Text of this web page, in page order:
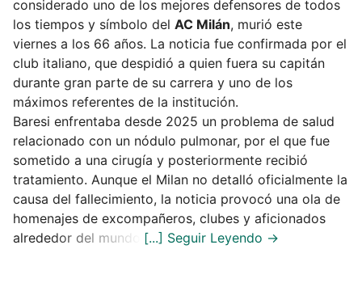
considerado uno de los mejores defensores de todos
los tiempos y símbolo del AC Milán, murió este
viernes a los 66 años. La noticia fue confirmada por el
club italiano, que despidió a quien fuera su capitán
durante gran parte de su carrera y uno de los
máximos referentes de la institución.
Baresi enfrentaba desde 2025 un problema de salud
relacionado con un nódulo pulmonar, por el que fue
sometido a una cirugía y posteriormente recibió
tratamiento. Aunque el Milan no detalló oficialmente la
causa del fallecimiento, la noticia provocó una ola de
homenajes de excompañeros, clubes y aficionados
alrededor del mundo.